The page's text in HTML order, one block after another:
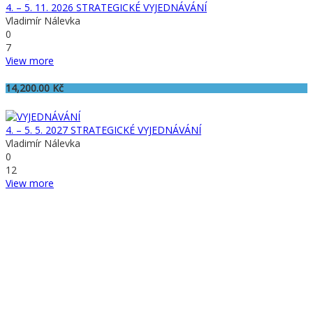
4. – 5. 11. 2026 STRATEGICKÉ VYJEDNÁVÁNÍ
Vladimír Nálevka
0
7
View more
14,200.00 Kč
4. – 5. 5. 2027 STRATEGICKÉ VYJEDNÁVÁNÍ
Vladimír Nálevka
0
12
View more